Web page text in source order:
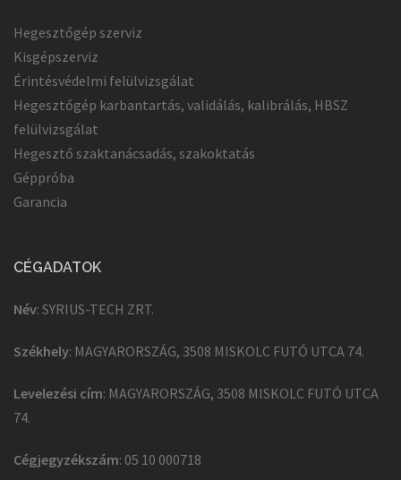
Hegesztőgép szerviz
Kisgépszerviz
Érintésvédelmi felülvizsgálat
Hegesztőgép karbantartás, validálás, kalibrálás, HBSZ
felülvizsgálat
Hegesztő szaktanácsadás, szakoktatás
Géppróba
Garancia
CÉGADATOK
Név: SYRIUS-TECH ZRT.
Székhely: MAGYARORSZÁG, 3508 MISKOLC FUTÓ UTCA 74.
Levelezési cím: MAGYARORSZÁG, 3508 MISKOLC FUTÓ UTCA
74.
Cégjegyzékszám: 05 10 000718